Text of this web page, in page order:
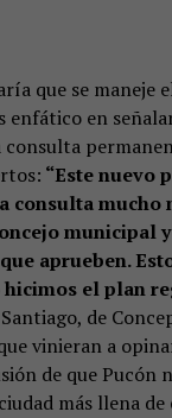
que se maneje
enfático en
“Este nuevo
consulta mucho
municipal
aprueben.
el plan
de
vinieran a
de que Pucón
más llena de